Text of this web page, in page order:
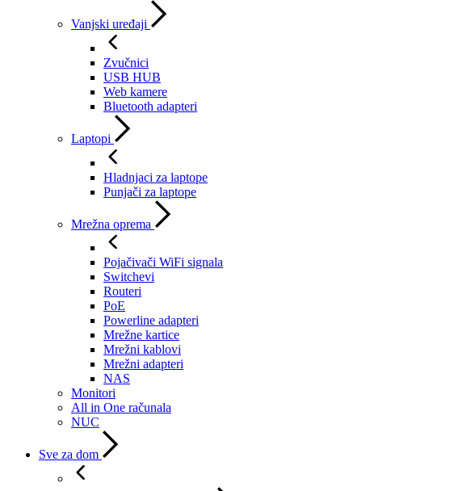
Vanjski uređaji
Zvučnici
USB HUB
Web kamere
Bluetooth adapteri
Laptopi
Hladnjaci za laptope
Punjači za laptope
Mrežna oprema
Pojačivači WiFi signala
Switchevi
Routeri
PoE
Powerline adapteri
Mrežne kartice
Mrežni kablovi
Mrežni adapteri
NAS
Monitori
All in One računala
NUC
Sve za dom